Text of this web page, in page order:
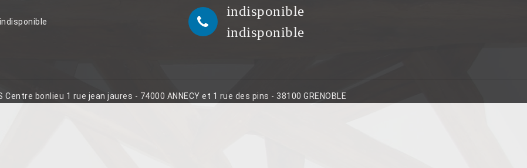
indisponible
indisponible
indisponible
Centre bonlieu 1 rue jean jaures - 74000 ANNECY et 1 rue des pins - 38100 GRENOBLE